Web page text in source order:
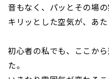
音もなく、パッとその場の
キリッとした空気が、あた
初心者の私でも、ここか
た。